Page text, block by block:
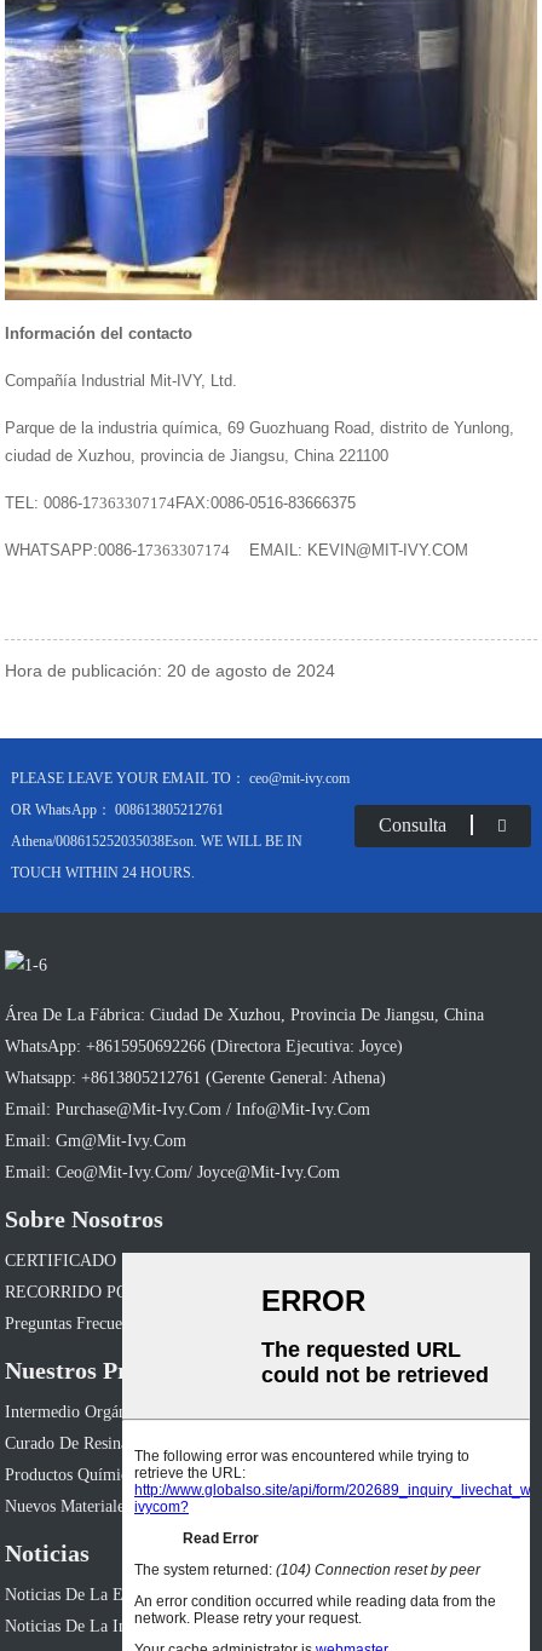
Información del contacto
Compañía Industrial Mit-IVY, Ltd.
Parque de la industria química, 69 Guozhuang Road, distrito de Yunlong,
ciudad de Xuzhou, provincia de Jiangsu, China 221100
TEL: 0086-17363307174FAX:0086-0516-83666375
WHATSAPP:0086-17363307174 EMAIL: KEVIN@MIT-IVY.COM
Hora de publicación: 20 de agosto de 2024
PLEASE LEAVE YOUR EMAIL TO： ceo@mit-ivy.com
OR WhatsApp： 008613805212761
Athena/008615252035038Eson. WE WILL BE IN
TOUCH WITHIN 24 HOURS.
Consulta
Área De La Fábrica: Ciudad De Xuzhou, Provincia De Jiangsu, China
WhatsApp: +8615950692266 (Directora Ejecutiva: Joyce)
Whatsapp: +8613805212761 (Gerente General: Athena)
Email: Purchase@mit-Ivy.com / Info@mit-Ivy.com
Email: Gm@mit-Ivy.com
Email: Ceo@mit-Ivy.com/ Joyce@mit-Ivy.com
Sobre Nosotros
CERTIFICADO
RECORRIDO POR LA FÁBRICA
Preguntas Frecuentes
Nuestros Productos
Intermedio Orgánico
Curado De Resina
Productos Químicos Finos Y Especiales
Nuevos Materiales Energéticos
Noticias
Noticias De La Empresa
Noticias De La Industria